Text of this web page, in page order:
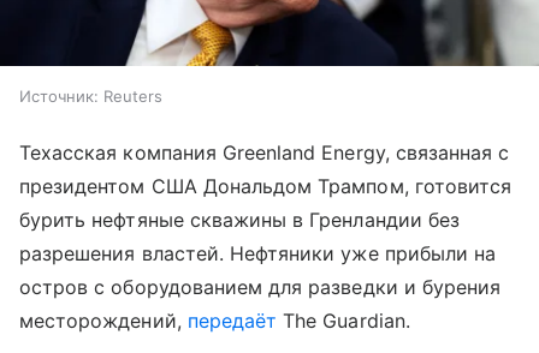
Источник: Reuters
Техасская компания Greenland Energy, связанная с
президентом США Дональдом Трампом, готовится
бурить нефтяные скважины в Гренландии без
разрешения властей. Нефтяники уже прибыли на
остров с оборудованием для разведки и бурения
месторождений, передаёт The Guardian.